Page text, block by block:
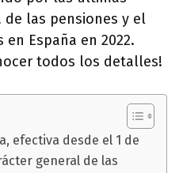
las pensiones y el
España en 2022.
todos los detalles!
efectiva desde el 1 de
general de las